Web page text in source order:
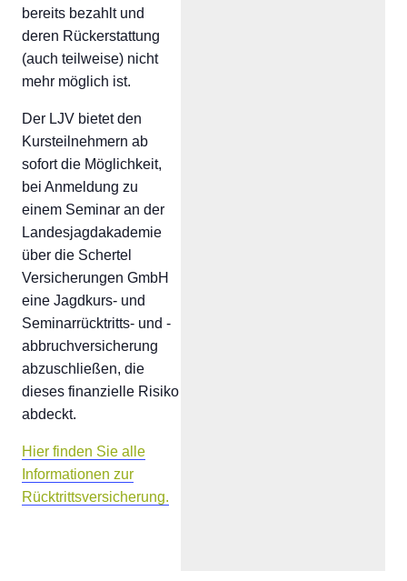
bereits bezahlt und
deren Rückerstattung
(auch teilweise) nicht
mehr möglich ist.
Der LJV bietet den
Kursteilnehmern ab
sofort die Möglichkeit,
bei Anmeldung zu
einem Seminar an der
Landesjagdakademie
über die Schertel
Versicherungen GmbH
eine Jagdkurs- und
Seminarrücktritts- und -
abbruchversicherung
abzuschließen, die
dieses finanzielle Risiko
abdeckt.
Hier finden Sie alle
Informationen zur
Rücktrittsversicherung.